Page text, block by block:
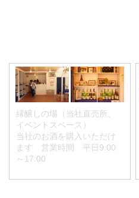
縁醸しの場（当社直売所、
イベントスペース）
当社のお酒を購入いただけ
ます 営業時間 平日9:00
～17:00